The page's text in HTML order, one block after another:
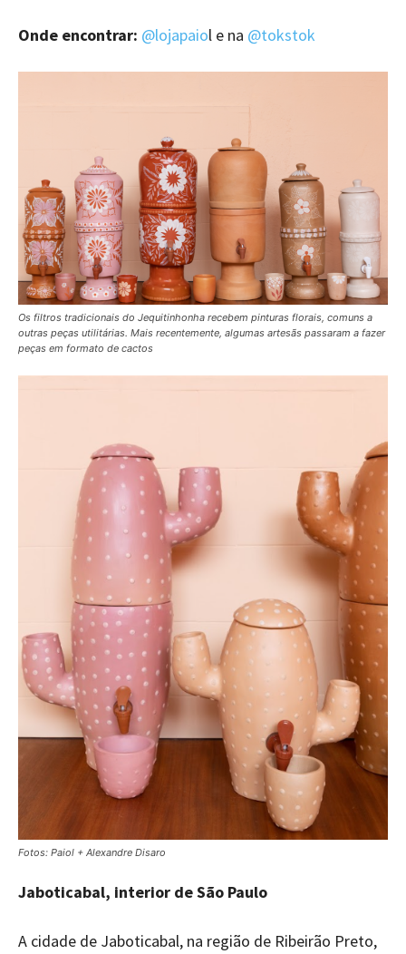
Onde encontrar: @lojapaiol e na @tokstok
Os filtros tradicionais do Jequitinhonha recebem pinturas florais, comuns a
outras peças utilitárias. Mais recentemente, algumas artesãs passaram a fazer
peças em formato de cactos
Fotos: Paiol + Alexandre Disaro
Jaboticabal, interior de São Paulo
A cidade de Jaboticabal, na região de Ribeirão Preto,